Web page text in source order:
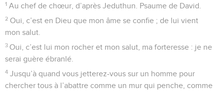
1 Au chef de chœur, d’après Jeduthun. Psaume de David.
2 Oui, c’est en Dieu que mon âme se confie ; de lui vient
mon salut.
3 Oui, c’est lui mon rocher et mon salut, ma forteresse : je ne
serai guère ébranlé.
4 Jusqu’à quand vous jetterez-vous sur un homme pour
chercher tous à l’abattre comme un mur qui penche, comme